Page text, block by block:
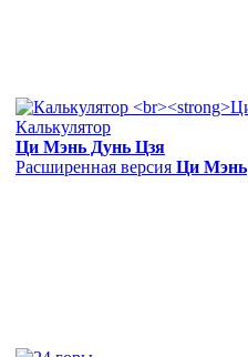
Калькулятор
Ци Мэнь Дунь Цзя
Расширенная версия Ци Мэнь